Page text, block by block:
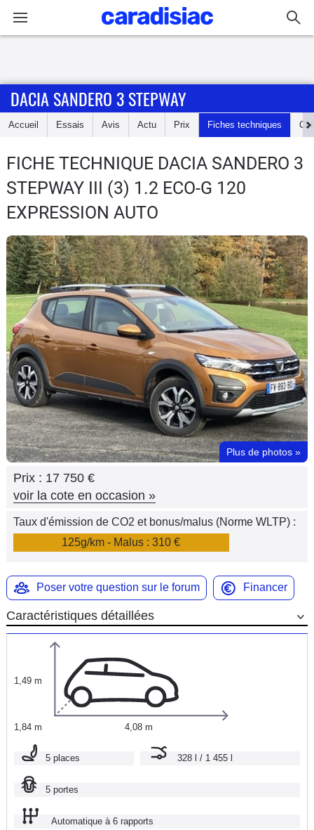
Accueil
Essais
Guide
d'achat
Electriques
Utilitaires
Flottes
Auto
Services
Forum
Moto
Marques
DACIA SANDERO 3 STEPWAY
Accueil Essais Avis Actu Prix Fiches techniques
FICHE TECHNIQUE DACIA SANDERO 3
STEPWAY III (3) 1.2 ECO-G 120
EXPRESSION AUTO
Plus de photos »
Prix : 17 750 €
voir la cote en occasion »
Taux d'émission de CO2 et bonus/malus (Norme WLTP) :
125g/km - Malus : 310 €
Poser votre question sur le forum Financer
Caractéristiques détaillées
1,49 m
1,84 m 4,08 m
5 places 328 l / 1 455 l
5 portes
Automatique à 6 rapports